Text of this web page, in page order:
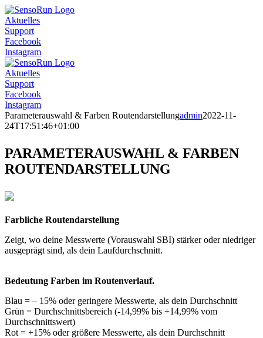
Skip
to
content
Aktuelles
Support
Facebook
Instagram
Aktuelles
Support
Facebook
Instagram
Parameterauswahl & Farben Routendarstellungadmin2022-11-
24T17:51:46+01:00
PARAMETERAUSWAHL & FARBEN
ROUTENDARSTELLUNG
Farbliche Routendarstellung
Zeigt, wo deine Messwerte (Vorauswahl SBI) stärker oder niedriger
ausgeprägt sind, als dein Laufdurchschnitt.
Bedeutung Farben im Routenverlauf.
Blau = – 15% oder geringere Messwerte, als dein Durchschnitt
Grün = Durchschnittsbereich (-14,99% bis +14,99% vom
Durchschnittswert)
Rot = +15% oder größere Messwerte, als dein Durchschnitt